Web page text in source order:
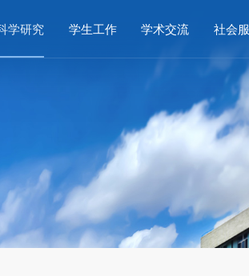
学研究 学生工作 学术交流 社会